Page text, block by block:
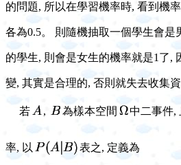
的問題, 所以在學習機率時, 看到機
各為0.5。 則隨機抽取一個學生會
的學生, 則會是女生的機率就是1了,
變, 其實是合理的, 否則就失去收集
若 , 為樣本空間 中二事件,
率, 以 表之, 定義為